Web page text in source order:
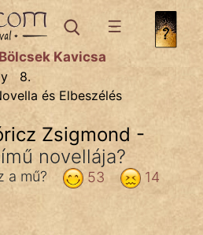
Kavicsa
8.
és Elbeszélés
Zsigmond -
novellája?
14
53
a mű?